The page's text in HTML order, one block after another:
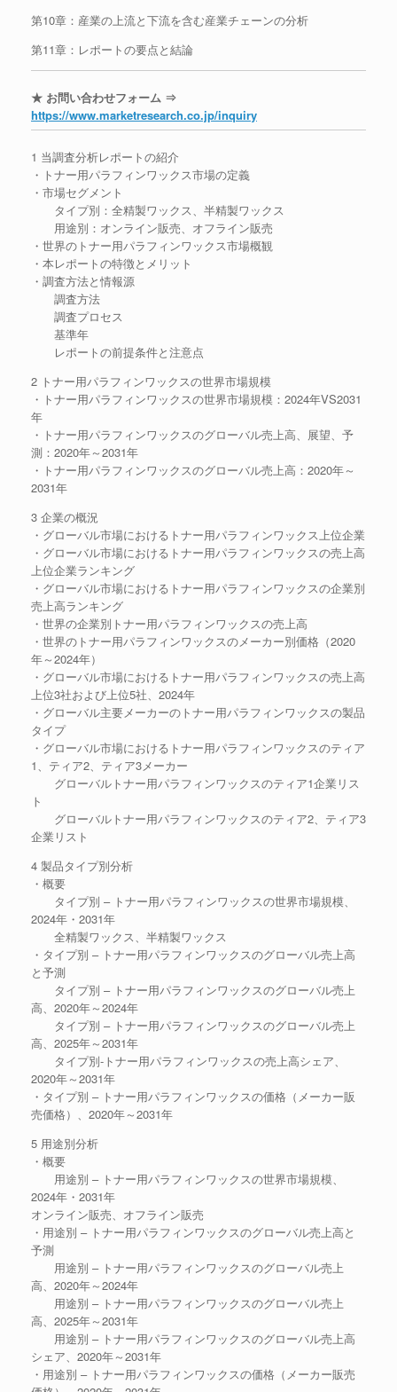
第10章：産業の上流と下流を含む産業チェーンの分析
第11章：レポートの要点と結論
★ お問い合わせフォーム ⇒
https://www.marketresearch.co.jp/inquiry
1 当調査分析レポートの紹介
・トナー用パラフィンワックス市場の定義
・市場セグメント
タイプ別：全精製ワックス、半精製ワックス
用途別：オンライン販売、オフライン販売
・世界のトナー用パラフィンワックス市場概観
・本レポートの特徴とメリット
・調査方法と情報源
調査方法
調査プロセス
基準年
レポートの前提条件と注意点
2 トナー用パラフィンワックスの世界市場規模
・トナー用パラフィンワックスの世界市場規模：2024年VS2031
年
・トナー用パラフィンワックスのグローバル売上高、展望、予
測：2020年～2031年
・トナー用パラフィンワックスのグローバル売上高：2020年～
2031年
3 企業の概況
・グローバル市場におけるトナー用パラフィンワックス上位企業
・グローバル市場におけるトナー用パラフィンワックスの売上高
上位企業ランキング
・グローバル市場におけるトナー用パラフィンワックスの企業別
売上高ランキング
・世界の企業別トナー用パラフィンワックスの売上高
・世界のトナー用パラフィンワックスのメーカー別価格（2020
年～2024年）
・グローバル市場におけるトナー用パラフィンワックスの売上高
上位3社および上位5社、2024年
・グローバル主要メーカーのトナー用パラフィンワックスの製品
タイプ
・グローバル市場におけるトナー用パラフィンワックスのティア
1、ティア2、ティア3メーカー
グローバルトナー用パラフィンワックスのティア1企業リス
ト
グローバルトナー用パラフィンワックスのティア2、ティア3
企業リスト
4 製品タイプ別分析
・概要
タイプ別 – トナー用パラフィンワックスの世界市場規模、
2024年・2031年
全精製ワックス、半精製ワックス
・タイプ別 – トナー用パラフィンワックスのグローバル売上高
と予測
タイプ別 – トナー用パラフィンワックスのグローバル売上
高、2020年～2024年
タイプ別 – トナー用パラフィンワックスのグローバル売上
高、2025年～2031年
タイプ別-トナー用パラフィンワックスの売上高シェア、
2020年～2031年
・タイプ別 – トナー用パラフィンワックスの価格（メーカー販
売価格）、2020年～2031年
5 用途別分析
・概要
用途別 – トナー用パラフィンワックスの世界市場規模、
2024年・2031年
オンライン販売、オフライン販売
・用途別 – トナー用パラフィンワックスのグローバル売上高と
予測
用途別 – トナー用パラフィンワックスのグローバル売上
高、2020年～2024年
用途別 – トナー用パラフィンワックスのグローバル売上
高、2025年～2031年
用途別 – トナー用パラフィンワックスのグローバル売上高
シェア、2020年～2031年
・用途別 – トナー用パラフィンワックスの価格（メーカー販売